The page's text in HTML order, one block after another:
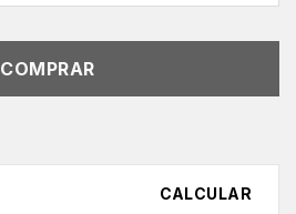
COMPRAR
CALCULAR